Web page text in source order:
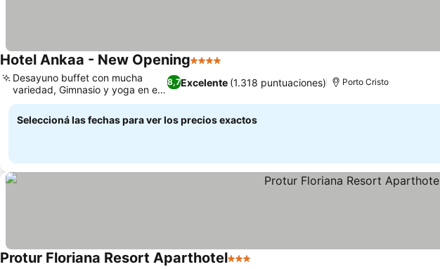
Hotel Ankaa - New Opening4 Estrellas
8,7Excelente (1.318 puntuaciones)
Desayuno buffet con mucha
variedad, Gimnasio y yoga en el
hotel
Porto Cristo
Seleccioná las fechas para ver los precios exactos
Protur Floriana Resort Aparthotel3 Estrellas